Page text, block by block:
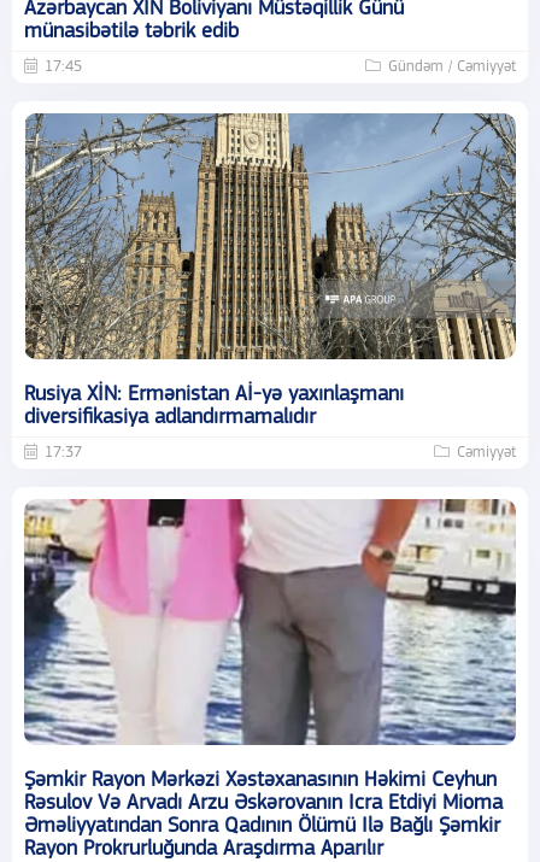
Azərbaycan XİN Boliviyanı Müstəqillik Günü
münasibətilə təbrik edib
17:45 Gündəm / Cəmiyyət
Rusiya XİN: Ermənistan Aİ-yə yaxınlaşmanı
diversifikasiya adlandırmamalıdır
17:37 Cəmiyyət
Şəmkir Rayon Mərkəzi Xəstəxanasının Həkimi Ceyhun
Rəsulov Və Arvadı Arzu Əskərovanın Icra Etdiyi Mioma
Əməliyyatından Sonra Qadının Ölümü Ilə Bağlı Şəmkir
Rayon Prokrurluğunda Araşdırma Aparılır